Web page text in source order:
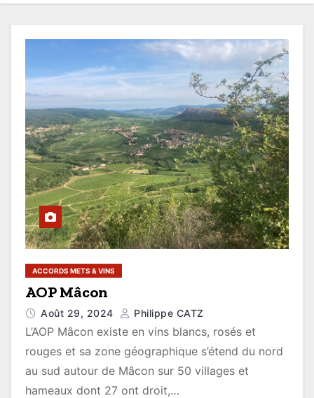
ACCORDS METS & VINS
AOP Mâcon
Août 29, 2024 Philippe CATZ
L’AOP Mâcon existe en vins blancs, rosés et
rouges et sa zone géographique s’étend du nord
au sud autour de Mâcon sur 50 villages et
hameaux dont 27 ont droit,…